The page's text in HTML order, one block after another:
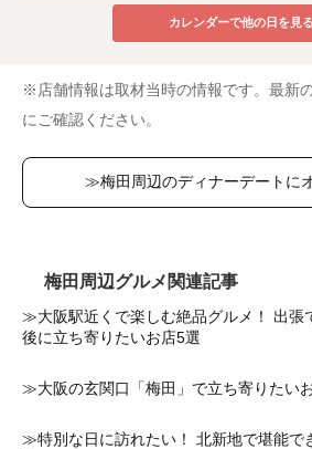
カレンダーで他の日を見る
※店舗情報は取材当時の情報です。最新
にご確認ください。
≫梅田周辺のディナーデートに
梅田周辺グルメ関連記事
≫大阪駅近くで楽しむ絶品グルメ！ 出張
後に立ち寄りたいお店5選
≫大阪の玄関口「梅田」で立ち寄りたい
≫特別な日に訪れたい！ 北新地で堪能で